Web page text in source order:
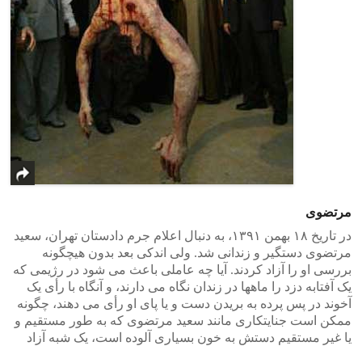
مرتضوی
در تاریخ ۱۸ بهمن ۱۳۹۱، به دنبال اعلام جرم دادستان تهران، سعید
مرتضوی دستگیر و زندانی شد. ولی اندکی بعد بدون هیچگونه
بررسی او را آزاد کردند. آیا چه عاملی باعث می شود در رژیمی که
یک آفتابه دزد را ماهها در زندان نگاه می دارند، و آنگاه با رأی یک
آخوند در پس پرده به بریدن دست و یا پای او رأی می دهند، چگونه
ممکن است جنایتکاری مانند سعید مرتضوی که به طور مستقیم و
یا غیر مستقیم دستش به خون بسیاری آلوده است، یک شبه آزاد